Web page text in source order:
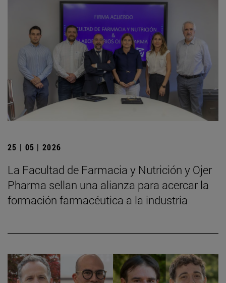
25 | 05 | 2026
La Facultad de Farmacia y Nutrición y Ojer
Pharma sellan una alianza para acercar la
formación farmacéutica a la industria